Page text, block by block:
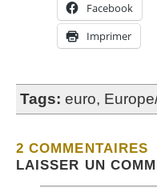
Facebook
Imprimer
Tags: euro,
2 COMMENTAIRES
LAISSER UN